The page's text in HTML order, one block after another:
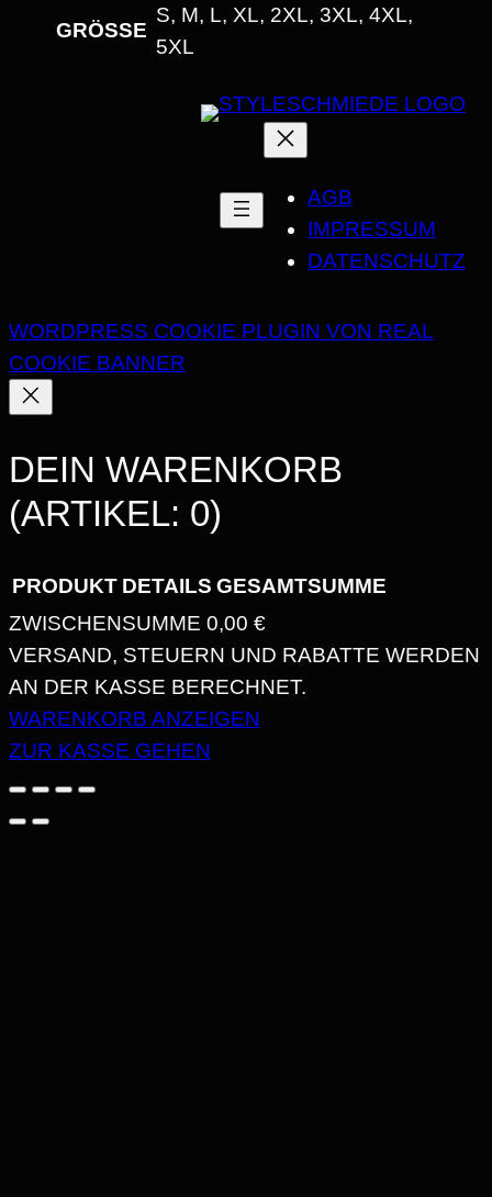
GRÖSSE
S, M, L, XL, 2XL, 3XL, 4XL,
5XL
AGB
IMPRESSUM
DATENSCHUTZ
WORDPRESS COOKIE PLUGIN VON REAL
COOKIE BANNER
DEIN WARENKORB
(ARTIKEL: 0)
PRODUKTE
IM
WARENKORB
PRODUKT DETAILS GESAMTSUMME
ZWISCHENSUMME 0,00 €
VERSAND, STEUERN UND RABATTE WERDEN
AN DER KASSE BERECHNET.
WARENKORB ANZEIGEN
ZUR KASSE GEHEN